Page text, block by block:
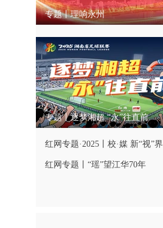
专题丨理响永州
专题丨逐梦湘超 “永”往直前
红网专题·2025丨校·媒 新“视”界
红网专题丨“瑶”望江华70年